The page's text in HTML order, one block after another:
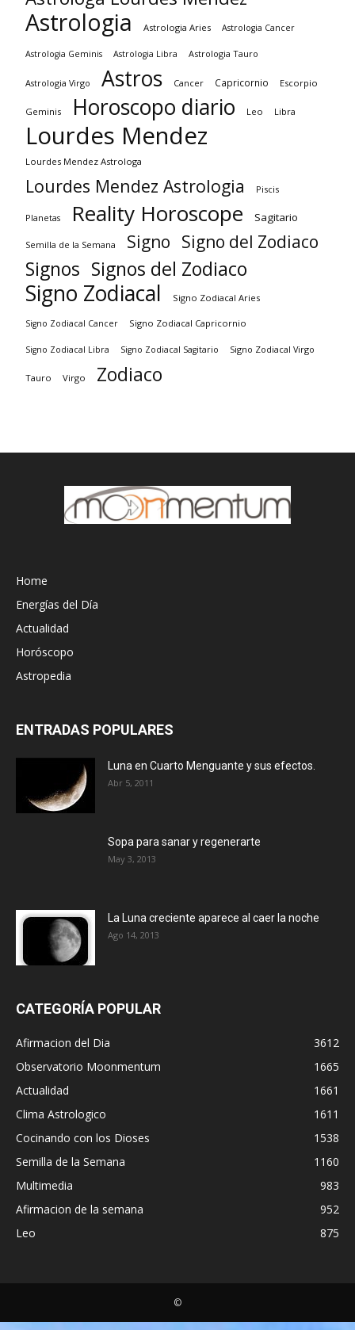
Astrologia Astrologia Aries Astrologia Cancer
Astrologia Geminis Astrologia Libra Astrologia Tauro
Astrologia Virgo Astros Cancer Capricornio Escorpio
Geminis Horoscopo diario Leo Libra
Lourdes Mendez
Lourdes Mendez Astrologa
Lourdes Mendez Astrologia Piscis
Planetas Reality Horoscope Sagitario
Semilla de la Semana Signo Signo del Zodiaco
Signos Signos del Zodiaco
Signo Zodiacal Signo Zodiacal Aries
Signo Zodiacal Cancer Signo Zodiacal Capricornio
Signo Zodiacal Libra Signo Zodiacal Sagitario Signo Zodiacal Virgo
Tauro Virgo Zodiaco
Home
Energías del Día
Actualidad
Horóscopo
Astropedia
ENTRADAS POPULARES
Luna en Cuarto Menguante y sus efectos.
Abr 5, 2011
Sopa para sanar y regenerarte
May 3, 2013
La Luna creciente aparece al caer la noche
Ago 14, 2013
CATEGORÍA POPULAR
Afirmacion del Dia
3612
Observatorio Moonmentum
1665
Actualidad
1661
Clima Astrologico
1611
Cocinando con los Dioses
1538
Semilla de la Semana
1160
Multimedia
983
Afirmacion de la semana
952
Leo
875
©